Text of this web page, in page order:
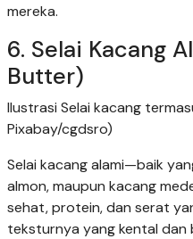
mereka.
6. Selai Kacang
Butter)
Ilustrasi Selai kacang
Pixabay/cgdsro)
Selai kacang alami—baik
almon, maupun kacang
sehat, protein, dan serat
teksturnya yang kental dan